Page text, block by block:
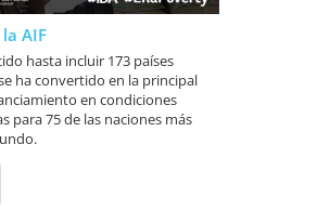
AIF
hasta incluir 173 países
ha convertido en la principal
en condiciones
para 75 de las naciones más